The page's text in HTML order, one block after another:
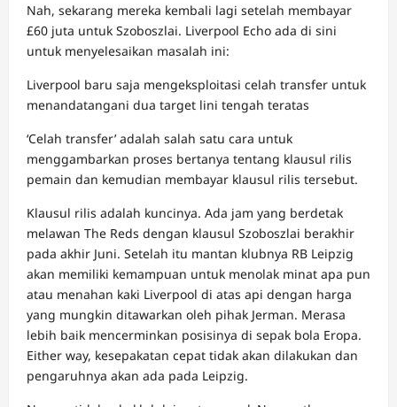
Nah, sekarang mereka kembali lagi setelah membayar
£60 juta untuk Szoboszlai. Liverpool Echo ada di sini
untuk menyelesaikan masalah ini:
Liverpool baru saja mengeksploitasi celah transfer untuk
menandatangani dua target lini tengah teratas
‘Celah transfer’ adalah salah satu cara untuk
menggambarkan proses bertanya tentang klausul rilis
pemain dan kemudian membayar klausul rilis tersebut.
Klausul rilis adalah kuncinya. Ada jam yang berdetak
melawan The Reds dengan klausul Szoboszlai berakhir
pada akhir Juni. Setelah itu mantan klubnya RB Leipzig
akan memiliki kemampuan untuk menolak minat apa pun
atau menahan kaki Liverpool di atas api dengan harga
yang mungkin ditawarkan oleh pihak Jerman. Merasa
lebih baik mencerminkan posisinya di sepak bola Eropa.
Either way, kesepakatan cepat tidak akan dilakukan dan
pengaruhnya akan ada pada Leipzig.